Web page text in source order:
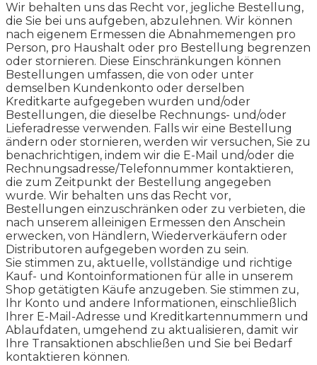
Wir behalten uns das Recht vor, jegliche Bestellung,
die Sie bei uns aufgeben, abzulehnen. Wir können
nach eigenem Ermessen die Abnahmemengen pro
Person, pro Haushalt oder pro Bestellung begrenzen
oder stornieren. Diese Einschränkungen können
Bestellungen umfassen, die von oder unter
demselben Kundenkonto oder derselben
Kreditkarte aufgegeben wurden und/oder
Bestellungen, die dieselbe Rechnungs- und/oder
Lieferadresse verwenden. Falls wir eine Bestellung
ändern oder stornieren, werden wir versuchen, Sie zu
benachrichtigen, indem wir die E-Mail und/oder die
Rechnungsadresse/Telefonnummer kontaktieren,
die zum Zeitpunkt der Bestellung angegeben
wurde. Wir behalten uns das Recht vor,
Bestellungen einzuschränken oder zu verbieten, die
nach unserem alleinigen Ermessen den Anschein
erwecken, von Händlern, Wiederverkäufern oder
Distributoren aufgegeben worden zu sein.
Sie stimmen zu, aktuelle, vollständige und richtige
Kauf- und Kontoinformationen für alle in unserem
Shop getätigten Käufe anzugeben. Sie stimmen zu,
Ihr Konto und andere Informationen, einschließlich
Ihrer E-Mail-Adresse und Kreditkartennummern und
Ablaufdaten, umgehend zu aktualisieren, damit wir
Ihre Transaktionen abschließen und Sie bei Bedarf
kontaktieren können.